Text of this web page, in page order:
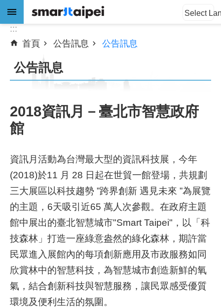
跳到主要內容區塊
進
搜
尋
公
訊
息
關
我
們
補
助
計
歷
Select
:::
首頁
公告訊息 公告訊息
公告訊息
2018資訊月－臺北市智慧政府
館
資訊月活動為台灣最大型的資訊科技展，今年
(2018)於11 月 28 日起在世貿一館登場，共規劃
三大展區以科技趨勢 ”跨界創新 遇見未來 ”為展覽
的主題，6天吸引近65 萬人次參觀。在政府主題
館中展出的臺北智慧城市"Smart Taipei"，以「科
技森林」打造一座綠意盎然的綠化森林，期許當
民眾進入展館內的每項創新應用及市政服務如同
欣賞林中的智慧科技，為智慧城市創造新鮮的氧
氣，結合創新科技與智慧服務，讓民眾感受優質
環境及便利生活的氛圍。